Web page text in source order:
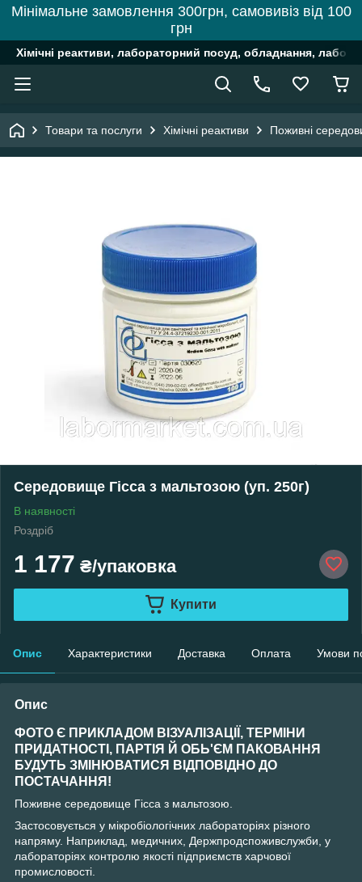
Мінімальне замовлення 300грн, самовивіз від 100
грн
Хімічні реактиви, лабораторний посуд, обладнання,
Товари та послуги Хімічні реактиви Поживні
Середовище Гісса з мальтозою (уп. 250г)
В наявності
Роздріб
1 177 ₴/упаковка
Купити
Опис Характеристики Доставка Оплата Умови
Опис
ФОТО Є ПРИКЛАДОМ ВІЗУАЛІЗАЦІЇ, ТЕРМІНИ
ПРИДАТНОСТІ, ПАРТІЯ Й ОБЬ'ЄМ ПАКОВАННЯ
БУДУТЬ ЗМІНЮВАТИСЯ ВІДПОВІДНО ДО
ПОСТАЧАННЯ!
Поживне середовище Гісса з мальтозою.
Застосовується у мікробіологічних лабораторіях різного
напряму. Наприклад, медичних, Держпродспоживслужби, у
лабораторіях контролю якості підприємств харчової
промисловості.